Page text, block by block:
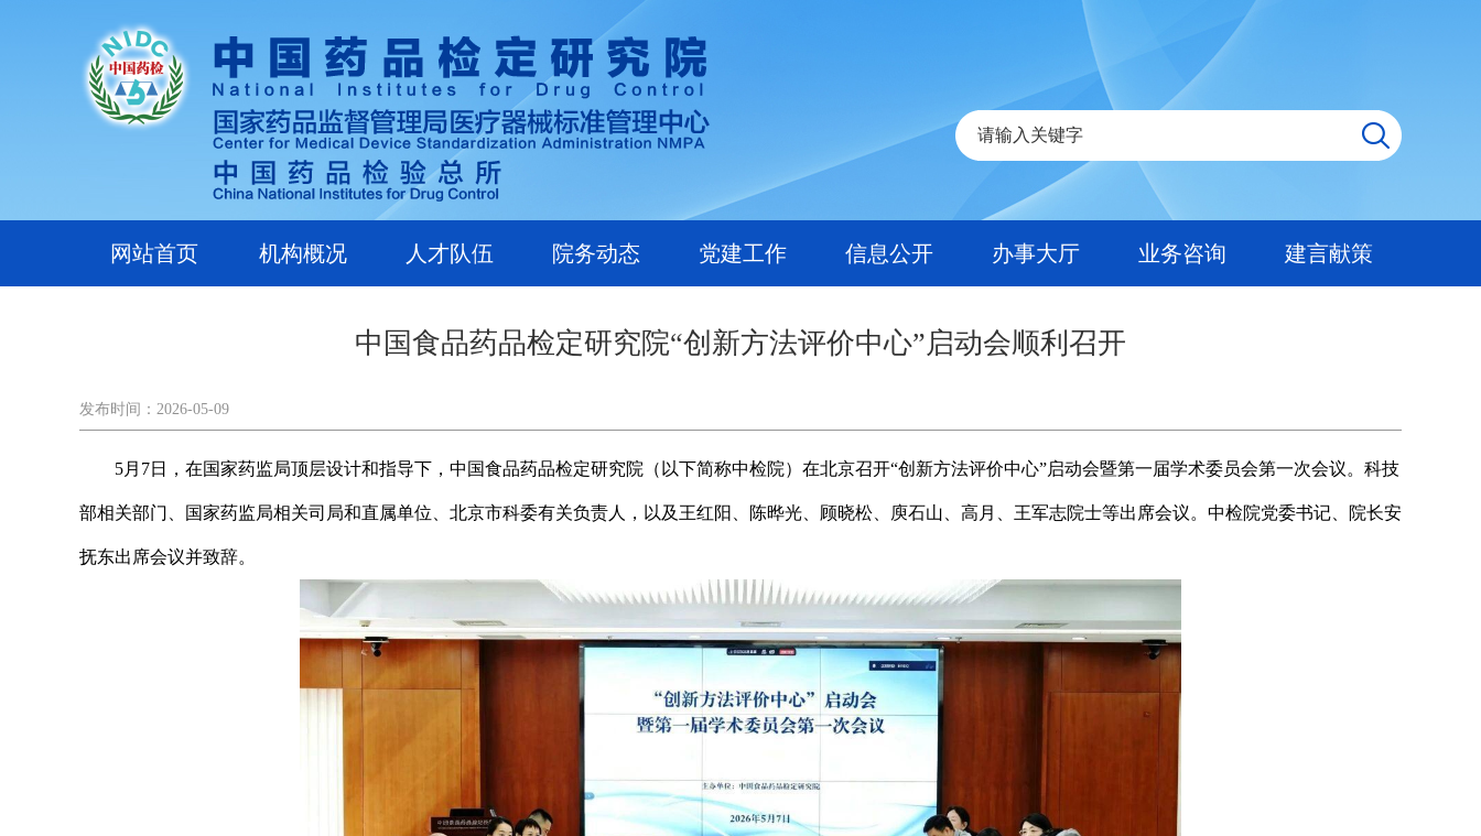
网站首页 机构概况 人才队伍 院务动态 党建工作 信息公开 办事大厅 业务咨询 建言献策
中国食品药品检定研究院“创新方法评价中心”启动会顺利召开
发布时间：2026-05-09
5月7日，在国家药监局顶层设计和指导下，中国食品药品检定研究院（以下简称中检院）在北京召开“创新方法评价中心”启动会暨第一届学术委员会第一次会议。科技
部相关部门、国家药监局相关司局和直属单位、北京市科委有关负责人，以及王红阳、陈晔光、顾晓松、庾石山、高月、王军志院士等出席会议。中检院党委书记、院长安
抚东出席会议并致辞。